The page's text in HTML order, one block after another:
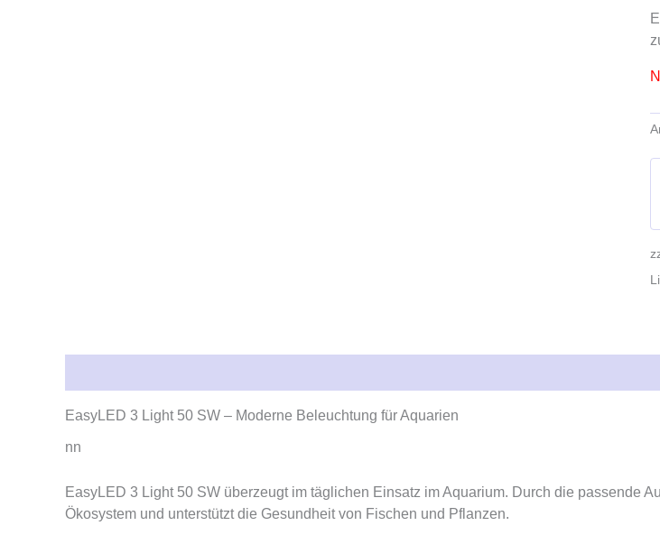
EasyLED 3 Light 50 SW – Moderne Beleuchtung für Aquarien
nn
EasyLED 3 Light 50 SW überzeugt im täglichen Einsatz im Aquarium. Durch die passende
Ökosystem und unterstützt die Gesundheit von Fischen und Pflanzen.